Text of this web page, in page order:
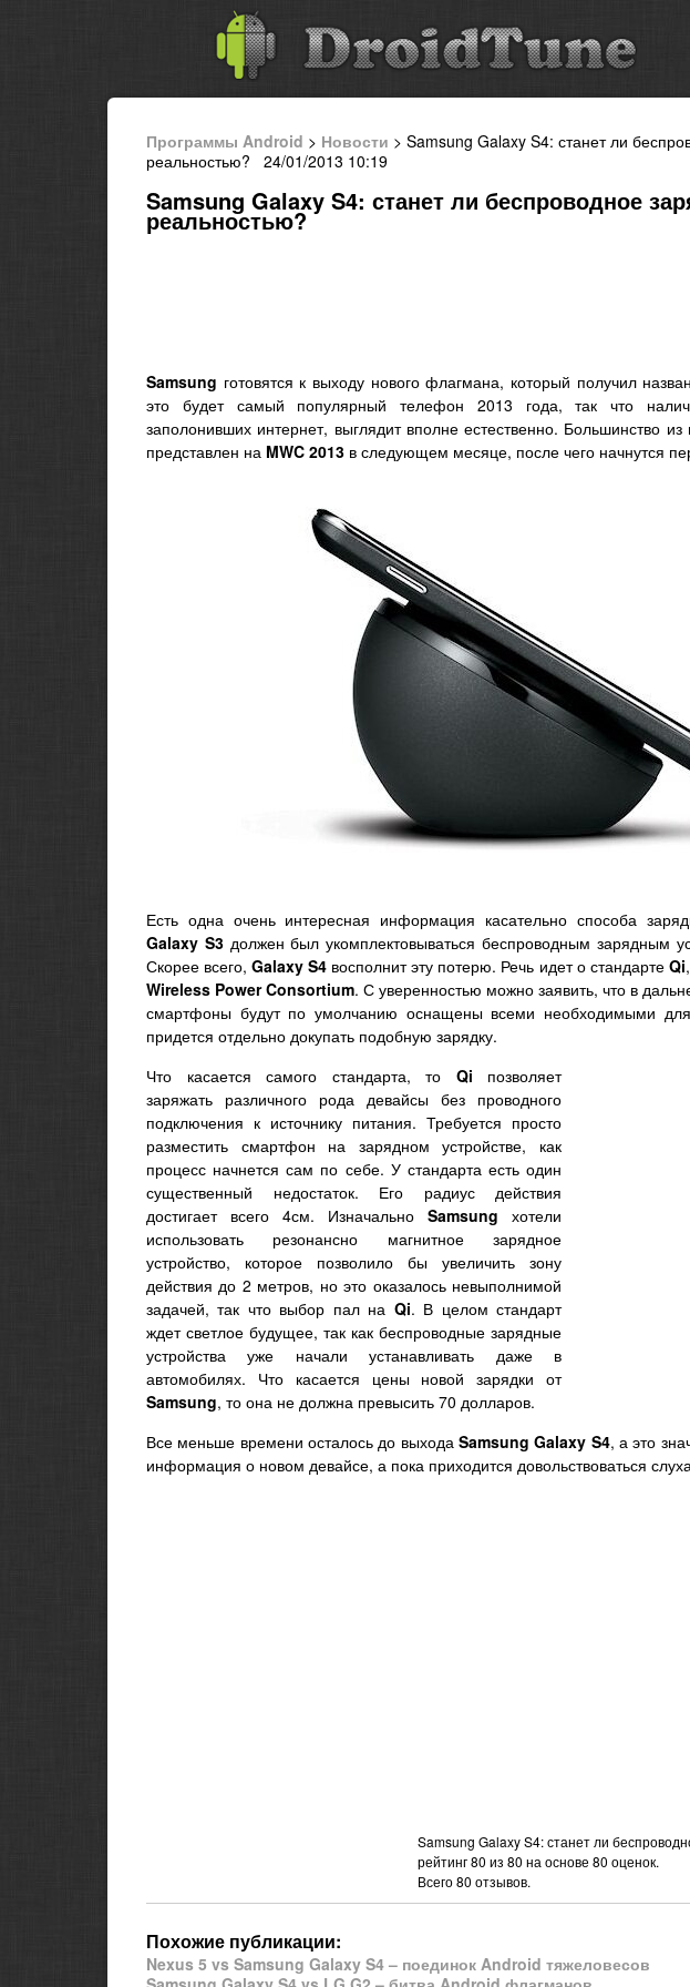
Программы Android > Новости > Samsung Galaxy S4: станет ли
реальностью? 24/01/2013 10:19
Samsung Galaxy S4: станет ли беспроводное
реальностью?
Samsung готовятся к выходу нового флагмана, который получил
это будет самый популярный телефон 2013 года, так что
заполонивших интернет, выглядит вполне естественно. Большинство
представлен на MWC 2013 в следующем месяце, после чего начнутся
Есть одна очень интересная информация касательно способа
Galaxy S3должен был укомплектовываться беспроводным зарядным
Скорее всего,Galaxy S4 восполнит эту потерю. Речь идет о стандарте Qi
Wireless Power Consortium. С уверенностью можно заявить, что в
смартфоны будут по умолчанию оснащены всеми необходимыми
придется отдельно докупать подобную зарядку.
Что касается самого стандарта, то Qi позволяет
заряжать различного рода девайсы без проводного
подключения к источнику питания. Требуется просто
разместить смартфон на зарядном устройстве, как
процесс начнется сам по себе. У стандарта есть один
существенный недостаток. Его радиус действия
достигает всего 4см. Изначально Samsung хотели
использовать резонансно магнитное зарядное
устройство, которое позволило бы увеличить зону
действия до 2 метров, но это оказалось невыполнимой
задачей, так что выбор пал на Qi. В целом стандарт
ждет светлое будущее, так как беспроводные зарядные
устройства уже начали устанавливать даже в
автомобилях. Что касается цены новой зарядки от
Samsung, то она не должна превысить 70 долларов.
Все меньше времени осталось до выхода Samsung Galaxy S4, а это
информация о новом девайсе, а пока приходится довольствоваться
Samsung Galaxy S4: станет ли
рейтинг80 из 80 на основе 80 оценок.
Всего80 отзывов.
Похожие публикации:
Nexus 5 vs Samsung Galaxy S4 – поединок Android тяжеловесов